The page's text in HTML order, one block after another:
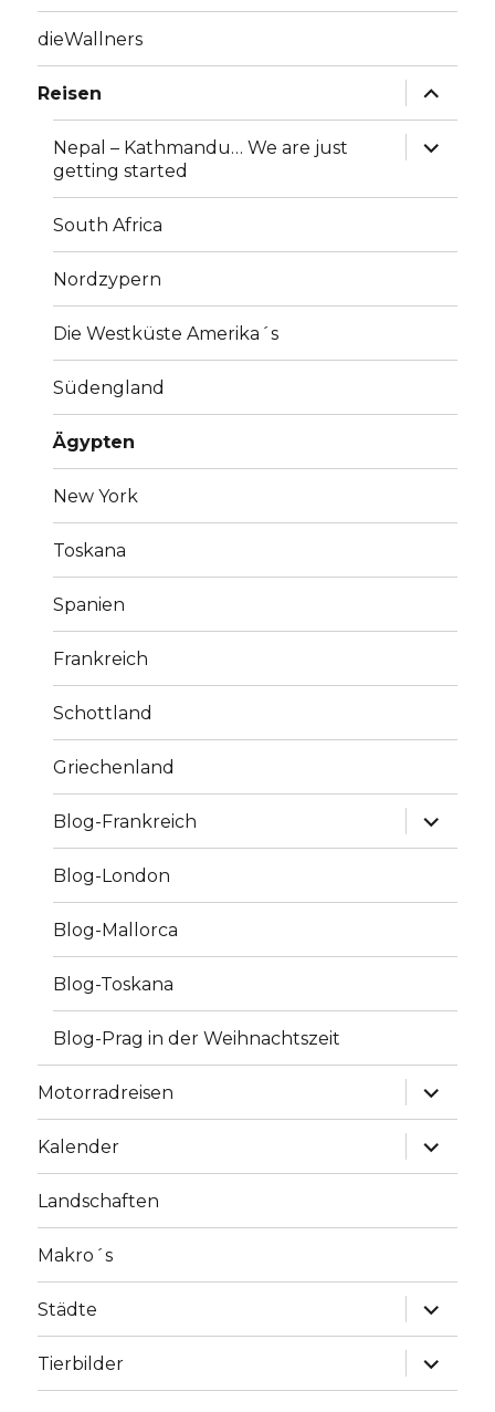
dieWallners
Reisen
Nepal – Kathmandu… We are just
getting started
South Africa
Nordzypern
Die Westküste Amerika´s
Südengland
Ägypten
New York
Toskana
Spanien
Frankreich
Schottland
Griechenland
Blog-Frankreich
Blog-London
Blog-Mallorca
Blog-Toskana
Blog-Prag in der Weihnachtszeit
Motorradreisen
Kalender
Landschaften
Makro´s
Städte
Tierbilder